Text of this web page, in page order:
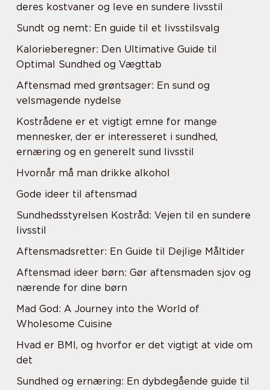
deres kostvaner og leve en sundere livsstil
Sundt og nemt: En guide til et livsstilsvalg
Kalorieberegner: Den Ultimative Guide til
Optimal Sundhed og Vægttab
Aftensmad med grøntsager: En sund og
velsmagende nydelse
Kostrådene er et vigtigt emne for mange
mennesker, der er interesseret i sundhed,
ernæring og en generelt sund livsstil
Hvornår må man drikke alkohol
Gode ideer til aftensmad
Sundhedsstyrelsen Kostråd: Vejen til en sundere
livsstil
Aftensmadsretter: En Guide til Dejlige Måltider
Aftensmad ideer børn: Gør aftensmaden sjov og
nærende for dine børn
Mad God: A Journey into the World of
Wholesome Cuisine
Hvad er BMI, og hvorfor er det vigtigt at vide om
det
Sundhed og ernæring: En dybdegående guide til